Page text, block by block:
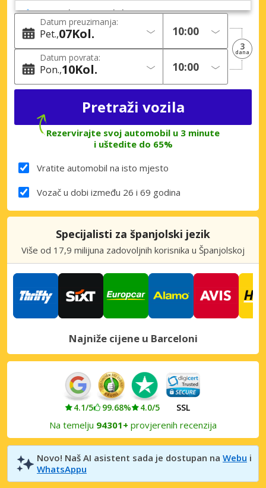
Barcelona, Badalona
Barcelona, Badalona, Španjolska
Barcelona, Barceloneta
Barcelona, Barceloneta, Španjolska
Barcelona, Castelldefels
Barcelona, Castelldefels, Španjolska
Barcelona, Corcega
Barcelona, Corcega, Španjolska
Barcelona, Cornellà de Llobregat
Barcelona, Cornellà de Llobregat, Španjolska
Barcelona, Diagonal L’illa, Španjolska
Barcelona, Diagonal Mar
Barcelona, Diagonal Mar, Španjolska
Barcelona, El Prat de Llobregat
Barcelona, El Prat de Llobregat, Španjolska
Barcelona, Gran Via
Barcelona, l’Hospitalet
Barcelona, Paral·lel-Port
Barcelona, Paral·lel-Port, Španjolska
Barcelona, Passeig de Gracia
Barcelona, Passeig de Gracia, Španjolska
Barcelona, Poble Nou
Barcelona, Poble Nou, Španjolska
Datum preuzimanja:
Pet. 07Kol.
Datum povrata:
Pon. 10Kol.
3
dana
Rezervirajte svoj automobil u 3 minute
i uštedite do 65%
Vratite automobil na isto mjesto
Vozač u dobi između 26 i 69 godina
Specijalisti za španjolski jezik
Više od 17,9 milijuna zadovoljnih korisnika u Španjolskoj
Najniže cijene u Barceloni
4.1/5 99.68% 4.0/5 SSL
Na temelju 94301+ provjerenih recenzija
Novo! Naš AI asistent sada je dostupan na Webu i
WhatsAppu